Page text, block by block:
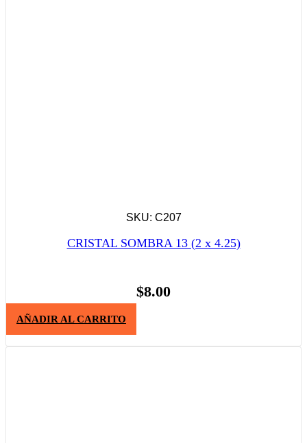
SKU: C207
CRISTAL SOMBRA 13 (2 x 4.25)
$8.00
AÑADIR AL CARRITO